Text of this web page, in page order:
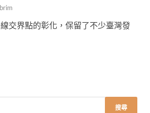
交界點的彰化，保留了不少臺灣發